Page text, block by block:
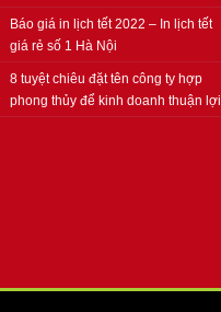
Báo giá in lịch tết 2022 – In lịch tết
giá rẻ số 1 Hà Nội
8 tuyệt chiêu đặt tên công ty hợp
phong thủy để kinh doanh thuận lợi